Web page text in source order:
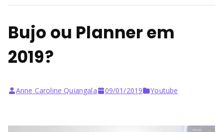
Bujo ou Planner em
2019?
Anne Caroline Quiangala 09/01/2019 Youtube